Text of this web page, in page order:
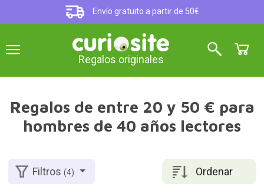
Envío gratuito a partir de 50€
Regalos originales
Regalos de entre 20 y 50 € para
hombres de 40 años lectores
Ordenar
Filtros(4)